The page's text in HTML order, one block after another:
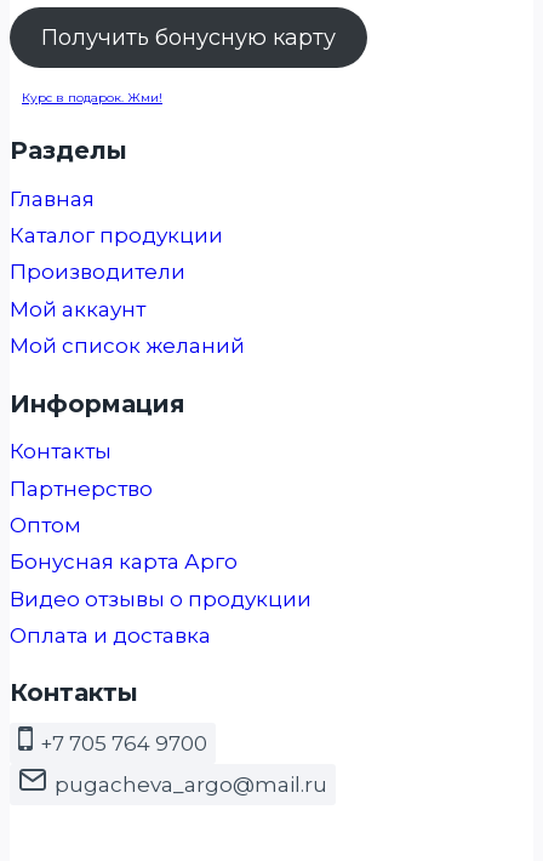
Получить бонусную карту
Курс в подарок. Жми!
Разделы
Главная
Каталог продукции
Производители
Мой аккаунт
Мой список желаний
Информация
Контакты
Партнерство
Оптом
Бонусная карта Арго
Видео отзывы о продукции
Оплата и доставка
Контакты
+7 705 764 9700
pugacheva_argo@mail.ru